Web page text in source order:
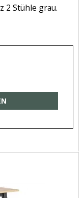
2 Stühle grau.